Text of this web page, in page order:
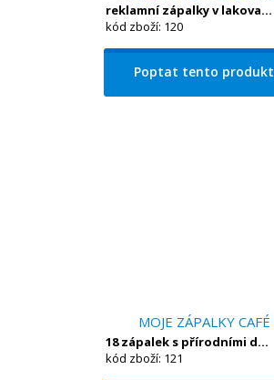
reklamní zápalky v lakova...
kód zboží: 120
Poptat tento produkt
MOJE ZÁPALKY CAFÉ
18 zápalek s přírodními d...
kód zboží: 121